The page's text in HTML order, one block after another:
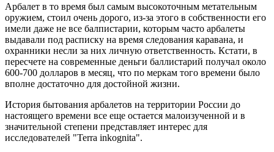
Арбалет в то время был самым высокоточным метательным
оружием, стоил очень дорого, из-за этого в собственности его
имели даже не все балпистарии, которым часто арбалеты
выдавали под расписку на время следования каравана, и
охранники несли за них личную ответственность. Кстати, в
пересчете на современные деньги баллистарий получал около
600-700 долларов в месяц, что по меркам того времени было
вполне достаточно для достойной жизни.
История бытования арбалетов на территории России до
настоящего времени все еще остается малоизученной и в
значительной степени представляет интерес для
исследователей "Terra inkognita".